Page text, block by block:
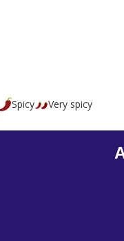
Spicy Very spicy